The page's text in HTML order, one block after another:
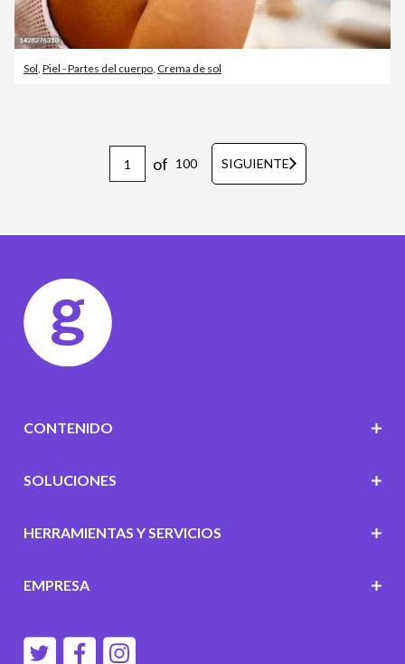
Sol, Piel - Partes del cuerpo, Crema de sol
of 100 SIGUIENTE
CONTENIDO
SOLUCIONES
HERRAMIENTAS Y SERVICIOS
EMPRESA